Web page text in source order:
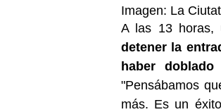
Imagen: La Ciutat
A las 13 horas,
detener la
haber
"Pensábamos
más. Es un